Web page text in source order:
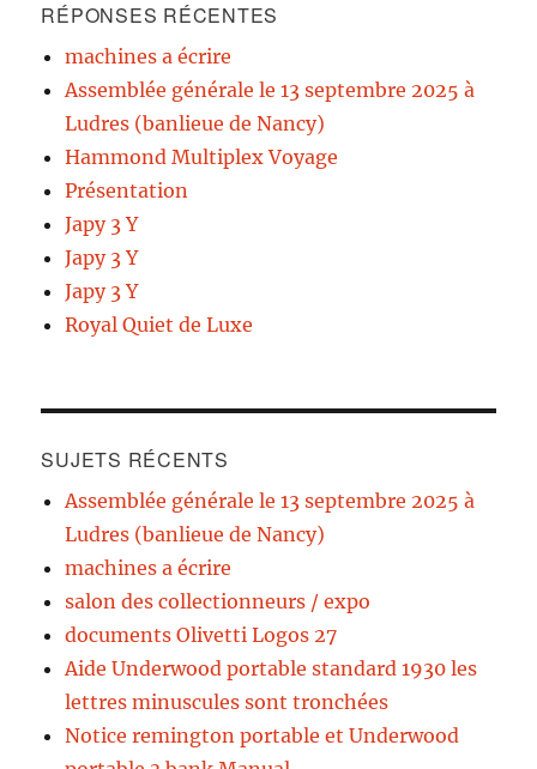
RÉPONSES RÉCENTES
machines a écrire
Assemblée générale le 13 septembre 2025 à
Ludres (banlieue de Nancy)
Hammond Multiplex Voyage
Présentation
Japy 3 Y
Japy 3 Y
Japy 3 Y
Royal Quiet de Luxe
SUJETS RÉCENTS
Assemblée générale le 13 septembre 2025 à
Ludres (banlieue de Nancy)
machines a écrire
salon des collectionneurs / expo
documents Olivetti Logos 27
Aide Underwood portable standard 1930 les
lettres minuscules sont tronchées
Notice remington portable et Underwood